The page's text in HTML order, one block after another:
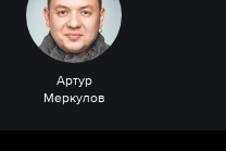
Артур
Меркулов